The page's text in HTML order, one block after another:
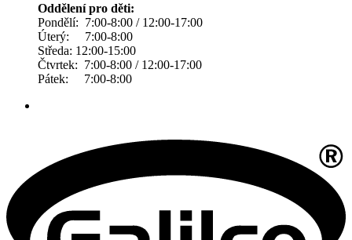
Oddělení pro děti:
Pondělí: 7:00-8:00 / 12:00-17:00
Úterý: 7:00-8:00
Středa: 12:00-15:00
Čtvrtek: 7:00-8:00 / 12:00-17:00
Pátek: 7:00-8:00